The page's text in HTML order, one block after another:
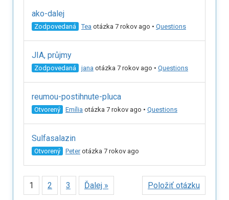
ako-dalej
Zodpovedaná Tea otázka 7 rokov ago • Questions
JIA, průjmy
Zodpovedaná jana otázka 7 rokov ago • Questions
reumou-postihnute-pluca
Otvorený Emília otázka 7 rokov ago • Questions
Sulfasalazin
Otvorený Peterotázka 7 rokov ago
1 2 3 Ďalej » Položiť otázku